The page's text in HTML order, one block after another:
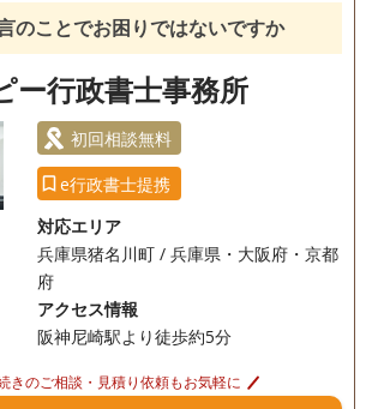
でお伝え
回相談料
などへの出張もしておりますので、お気
。
女性スタッフ対応可 土日相談可
のことでお困りではないですか
ー行政書士事務所
初回相談無料
e行政書士提携
対応エリア
兵庫県猪名川町 / 兵庫県・大阪府・京都
府
アクセス情報
阪神尼崎駅より徒歩約5分
きのご相談・見積り依頼もお気軽に